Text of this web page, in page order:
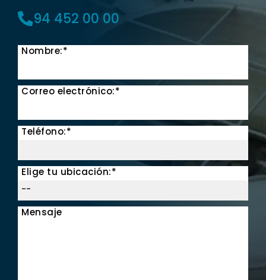
94 452 00 00
Nombre:*
Correo electrónico:*
Teléfono:*
Elige tu ubicación:*
Mensaje